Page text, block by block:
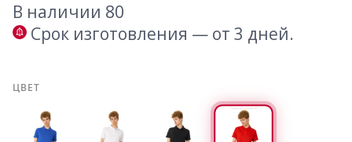
В наличии 80
Срок изготовления — от 3 дней.
ЦВЕТ